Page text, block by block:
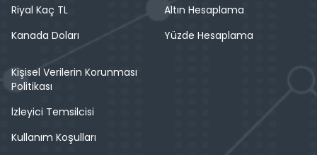
Riyal Kaç TL
Kanada Doları
Altın Hesaplama
Yüzde Hesaplama
Kişisel Verilerin Korunması
Politikası
İzleyici Temsilcisi
Kullanım Koşulları